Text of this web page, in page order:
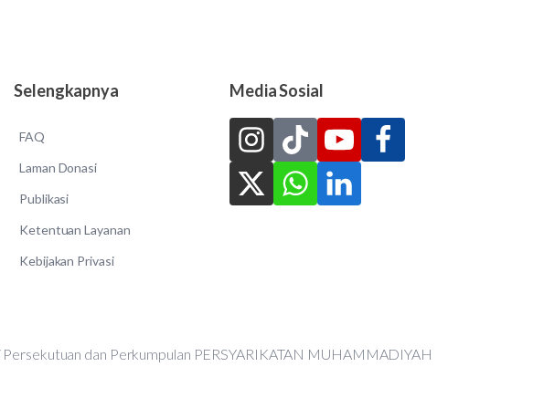
Selengkapnya
FAQ
Laman Donasi
Publikasi
Ketentuan Layanan
Kebijakan Privasi
Media Sosial
dan Perkumpulan PERSYARIKATAN MUHAMMADIYAH